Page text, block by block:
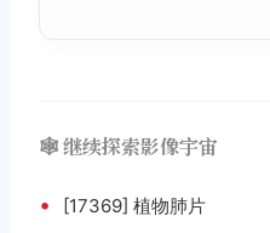
🕸️ 继续探索影像宇宙
• [17369] 植物肺片